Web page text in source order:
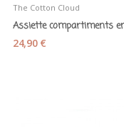
The Cotton Cloud
24,90 €